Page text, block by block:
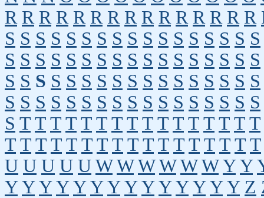
R R R R R R R R R R R R R R R
S S S S S S S S S S S S S S S S S
S S S S S S S S S S S S S S S S S
S S S S S S S S S S S S S S S S S
S S S S S S S S S S S S S S S S S
S T T T T T T T T T T T T T T T T
T T T T T T T T T T T T T T T T T
U U U U U W W W W W W Y Y
Y Y Y Y Y Y Y Y Y Y Y Y Y Y Z